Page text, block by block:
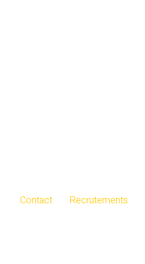
Contact Recrutements